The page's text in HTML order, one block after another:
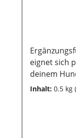
eignet sich
deinem
Leckerlie im
Inhalt: 0.5 kg